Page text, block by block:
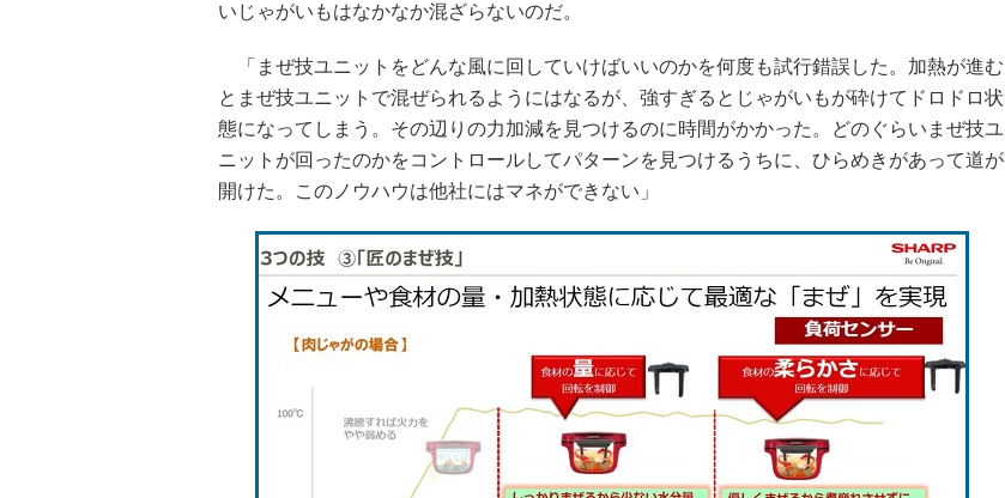
いじゃがいもはなかなか混ざらないのだ。
「まぜ技ユニットをどんな風に回していけばいいのかを何度も試行錯誤した。加熱が進む
とまぜ技ユニットで混ぜられるようにはなるが、強すぎるとじゃがいもが砕けてドロドロ状
態になってしまう。その辺りの力加減を見つけるのに時間がかかった。どのぐらいまぜ技ユ
ニットが回ったのかをコントロールしてパターンを見つけるうちに、ひらめきがあって道が
開けた。このノウハウは他社にはマネができない」